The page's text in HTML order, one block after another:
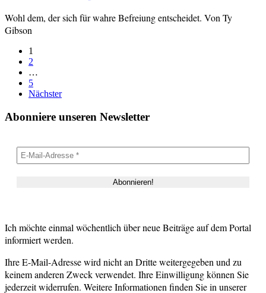
Wohl dem, der sich für wahre Befreiung entscheidet. Von Ty
Gibson
1
2
…
5
Nächster
Abonniere unseren Newsletter
Ich möchte einmal wöchentlich über neue Beiträge auf dem Portal
informiert werden.
Ihre E-Mail-Adresse wird nicht an Dritte weitergegeben und zu
keinem anderen Zweck verwendet. Ihre Einwilligung können Sie
jederzeit widerrufen. Weitere Informationen finden Sie in unserer